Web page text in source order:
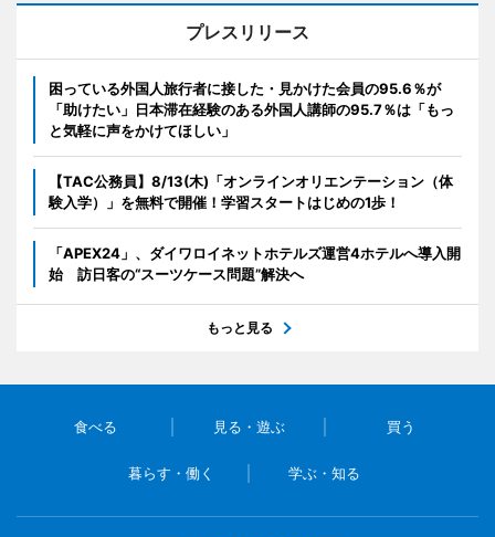
プレスリリース
困っている外国人旅行者に接した・見かけた会員の95.6％が
「助けたい」日本滞在経験のある外国人講師の95.7％は「もっ
と気軽に声をかけてほしい」
【TAC公務員】8/13(木)「オンラインオリエンテーション（体
験入学）」を無料で開催！学習スタートはじめの1歩！
「APEX24」、ダイワロイネットホテルズ運営4ホテルへ導入開
始 訪日客の“スーツケース問題”解決へ
もっと見る
食べる 見る・遊ぶ 買う
暮らす・働く 学ぶ・知る